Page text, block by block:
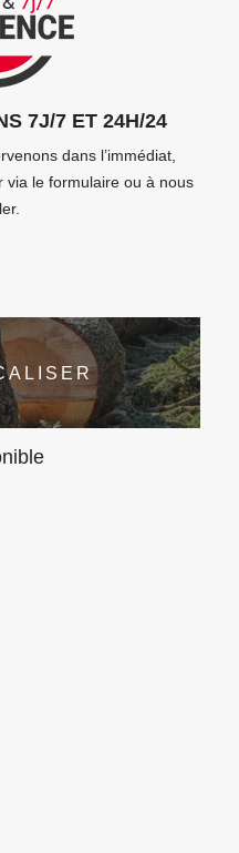
7J/7 ET 24H/24
dans l’immédiat,
via le formulaire ou à nous